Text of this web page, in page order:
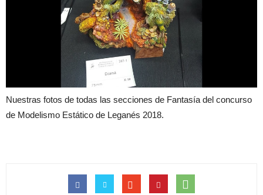
Nuestras fotos de todas las secciones de Fantasía del concurso
de Modelismo Estático de Leganés 2018.